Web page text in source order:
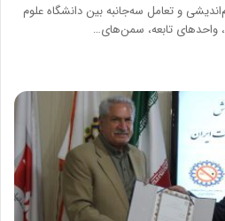
و تعامل سه‌جانبه بین دانشگاه علوم
واحدهای تابعه، سمن‌های…